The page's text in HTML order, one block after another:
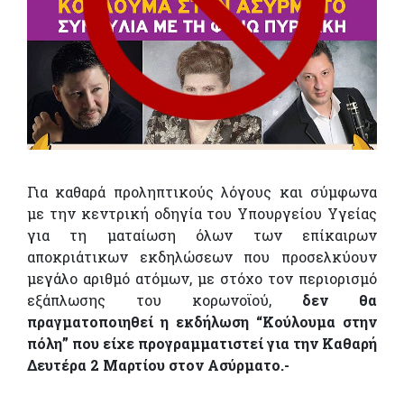
Για καθαρά προληπτικούς λόγους και σύμφωνα
με την κεντρική οδηγία του Υπουργείου Υγείας
για τη ματαίωση όλων των επίκαιρων
αποκριάτικων εκδηλώσεων που προσελκύουν
μεγάλο αριθμό ατόμων, με στόχο τον περιορισμό
εξάπλωσης του κορωνοϊού, δεν θα
πραγματοποιηθεί η εκδήλωση “Κούλουμα στην
πόλη” που είχε προγραμματιστεί για την Καθαρή
Δευτέρα 2 Μαρτίου στον Ασύρματο.-